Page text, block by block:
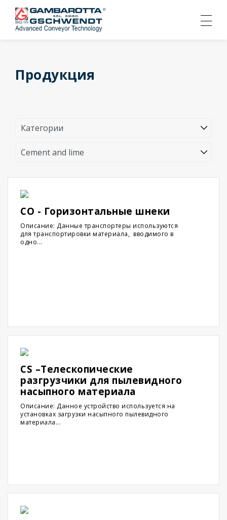
Продукция
CO - Горизонтальные шнеки
Описание: Данные транспортеры используются
для транспортировки материала, вводимого в
одно...
CS –Телескопические
разгрузчики для пылевидного
насыпного материала
Описание: Данное устройство используется на
установках загрузки насыпного пылевидного
материала...